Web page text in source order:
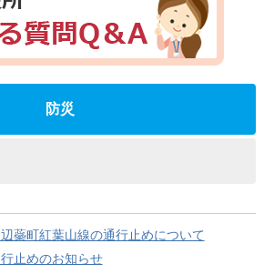
防災
蘂町紅葉山線の通行止めについて
止めのお知らせ